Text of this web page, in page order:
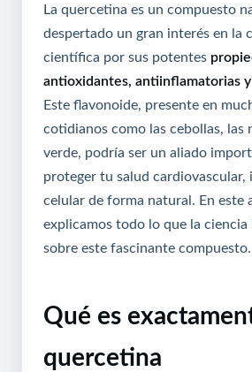
La quercetina es un compuesto
despertado un gran interés en la
científica por sus potentes
antioxidantes, antiinflamatorias
Este flavonoide, presente en
cotidianos como las cebollas, las
verde, podría ser un aliado
proteger tu salud cardiovascular,
celular de forma natural. En este
explicamos todo lo que la
sobre este fascinante compuesto.
Qué es
quercetina